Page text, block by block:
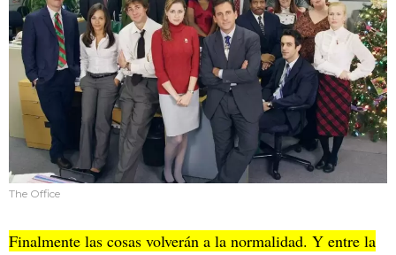
The Office
Finalmente las cosas volverán a la normalidad. Y entre la